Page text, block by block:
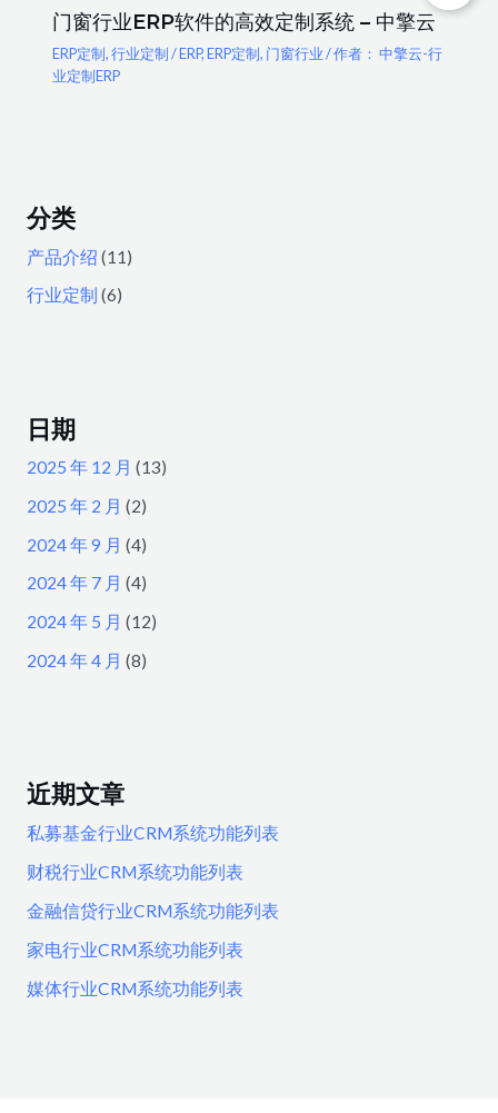
门窗行业ERP软件的高效定制系统 – 中擎云
ERP定制,行业定制/ERP,ERP定制, 门窗行业/ 作者： 中擎云-行
业定制ERP
分类
产品介绍 (11)
行业定制 (6)
日期
2025 年 12 月 (13)
2025 年 2 月 (2)
2024 年 9 月 (4)
2024 年 7 月 (4)
2024 年 5 月 (12)
2024 年 4 月 (8)
近期文章
私募基金行业CRM系统功能列表
财税行业CRM系统功能列表
金融信贷行业CRM系统功能列表
家电行业CRM系统功能列表
媒体行业CRM系统功能列表